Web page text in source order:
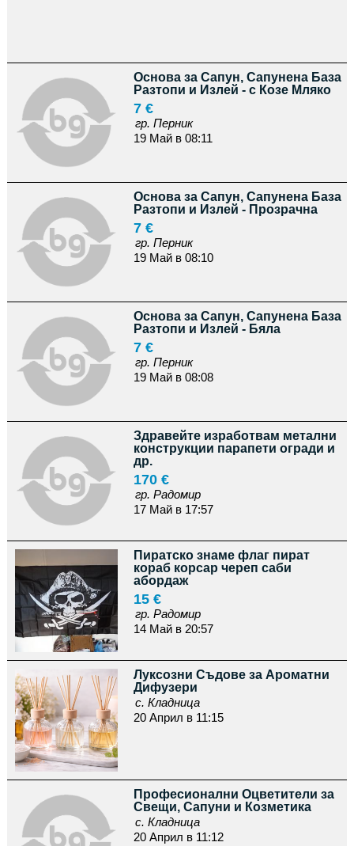
Основа за Сапун, Сапунена База
Разтопи и Излей - с Козе Мляко
7 €
гр. Перник
19 Май в 08:11
Основа за Сапун, Сапунена База
Разтопи и Излей - Прозрачна
7 €
гр. Перник
19 Май в 08:10
Основа за Сапун, Сапунена База
Разтопи и Излей - Бяла
7 €
гр. Перник
19 Май в 08:08
Здравейте изработвам метални
конструкции парапети огради и
др.
170 €
гр. Радомир
17 Май в 17:57
Пиратско знаме флаг пират
кораб корсар череп саби
абордаж
15 €
гр. Радомир
14 Май в 20:57
Луксозни Съдове за Ароматни
Дифузери
с. Кладница
20 Април в 11:15
Професионални Оцветители за
Свещи, Сапуни и Козметика
с. Кладница
20 Април в 11:12